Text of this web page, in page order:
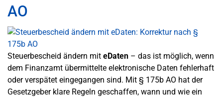
AO
Steuerbescheid ändern mit eDaten – das ist möglich, wenn
dem Finanzamt übermittelte elektronische Daten fehlerhaft
oder verspätet eingegangen sind. Mit § 175b AO hat der
Gesetzgeber klare Regeln geschaffen, wann und wie ein